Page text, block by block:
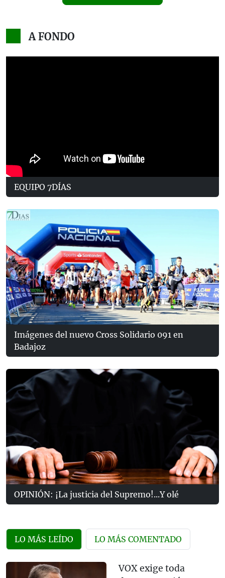
A FONDO
EQUIPO 7DÍAS
Imágenes del nuevo Cross Solidario 091 en
Badajoz
OPINIÓN: ¡La justicia del Supremo!...Y olé
LO MÁS LEÍDO LO MÁS COMENTADO
VOX exige toda